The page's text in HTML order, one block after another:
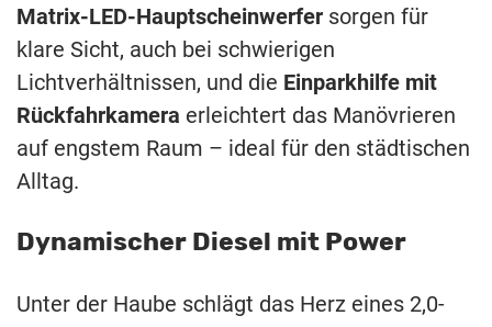
Matrix-LED-Hauptscheinwerfer sorgen für
klare Sicht, auch bei schwierigen
Lichtverhältnissen, und die Einparkhilfe mit
Rückfahrkamera erleichtert das Manövrieren
auf engstem Raum – ideal für den städtischen
Alltag.
Dynamischer Diesel mit Power
Unter der Haube schlägt das Herz eines 2,0-